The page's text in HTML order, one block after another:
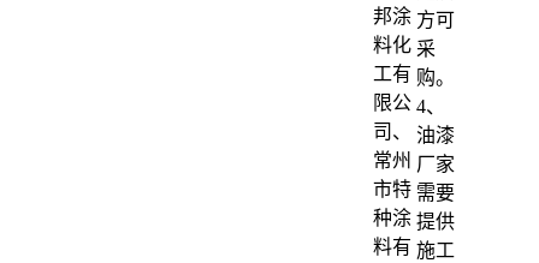
邦涂
料化
工有
限公
司、
常州
市特
种涂
料有
方可
采
购。
4、
油漆
厂家
需要
提供
施工